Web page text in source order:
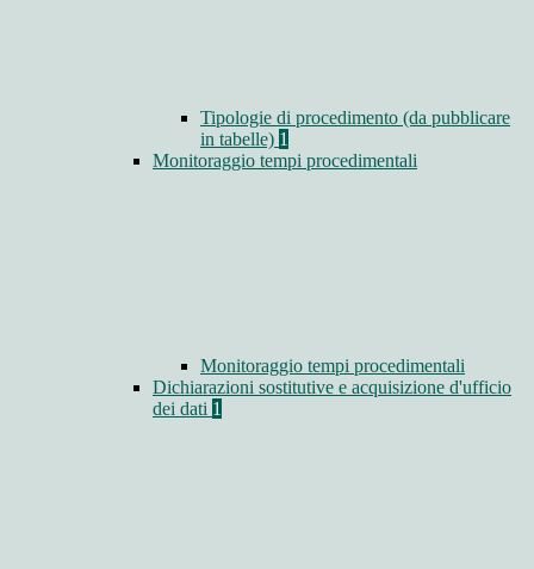
Tipologie di procedimento (da pubblicare
in tabelle) 1
Monitoraggio tempi procedimentali
Monitoraggio tempi procedimentali
Dichiarazioni sostitutive e acquisizione d'ufficio
dei dati 1